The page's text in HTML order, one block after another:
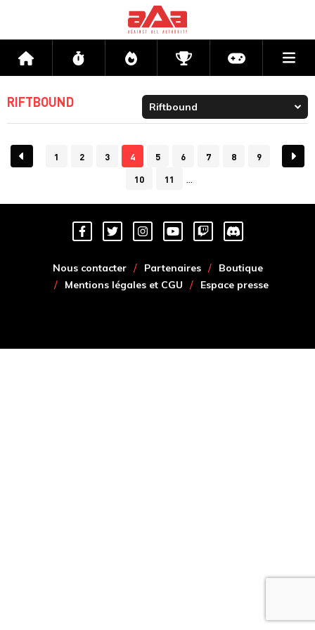
Accueil Flux Directs CompétitionsActu jeux
RIFTBOUND
1 2 3 4 5 6 7 8
9
10
11
Nous contacter Partenaires
Boutique
Mentions légales et CGU
Espace presse